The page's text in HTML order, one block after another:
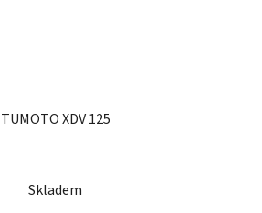
TUMOTO XDV 125
Skladem